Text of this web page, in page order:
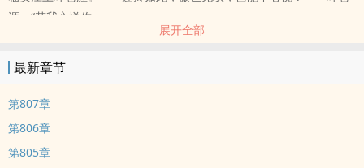
涯：“若我心悦你..
展开全部
最新章节
第807章
第806章
第805章